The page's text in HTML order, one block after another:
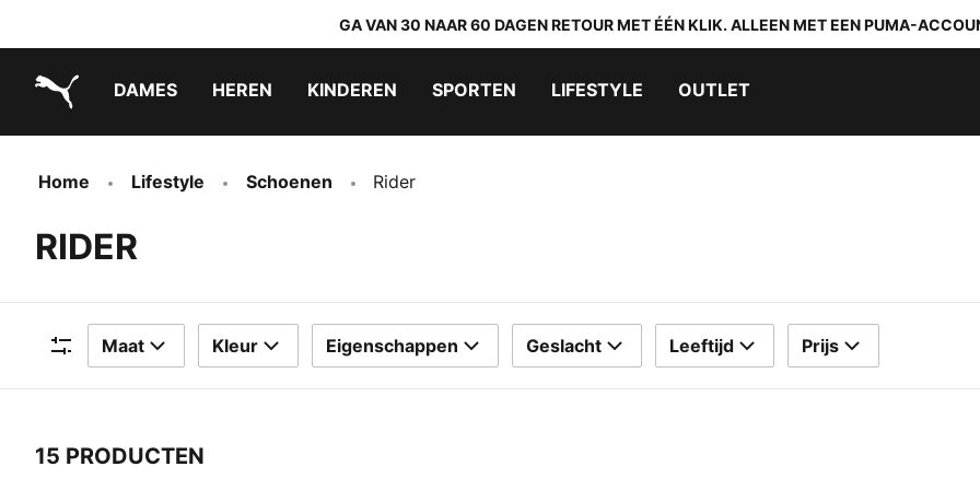
GA VAN 30 NAAR 60 DAGEN RETOUR MET ÉÉN KLIK. ALLEEN MET EEN PUMA-
DAMES HEREN KINDEREN SPORTEN LIFESTYLE OUTLET
Home Lifestyle Schoenen Rider
RIDER
Filters
Maat Kleur Eigenschappen Geslacht Leeftijd Prijs
15 PRODUCTEN